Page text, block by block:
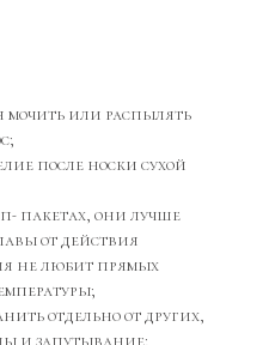
мочить или распылять
после носки сухой
пакетах, они лучше
от действия
не любит прямых
отдельно от других,
и запутывание;